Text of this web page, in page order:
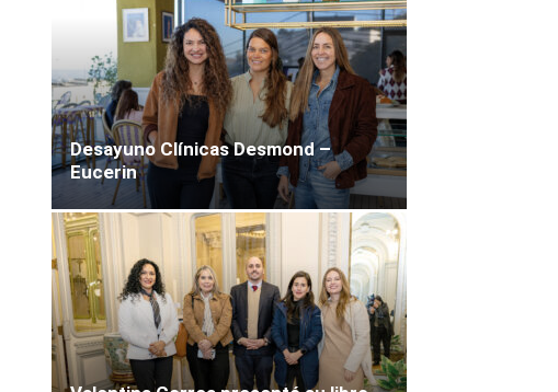
Desayuno Clínicas Desmond –
Eucerin